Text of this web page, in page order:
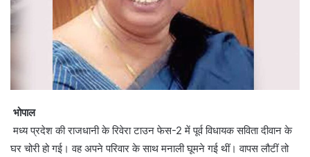
भोपाल
मध्य प्रदेश की राजधानी के रिवेरा टाउन फेस-2 में पूर्व विधायक सविता दीवान के
घर चोरी हो गई। वह अपने परिवार के साथ मनाली घूमने गई थीं। वापस लौटीं तो